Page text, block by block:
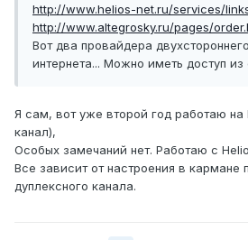
http://www.helios-net.ru/services/
http://www.altegrosky.ru/pages/
Вот два провайдера
интернета... Можно иметь доступ из
Я сам, вот уже второй год работаю на
канал),
Особых замечаний нет. Работаю с
Все зависит от настроения в кармане
дуплексного канала.